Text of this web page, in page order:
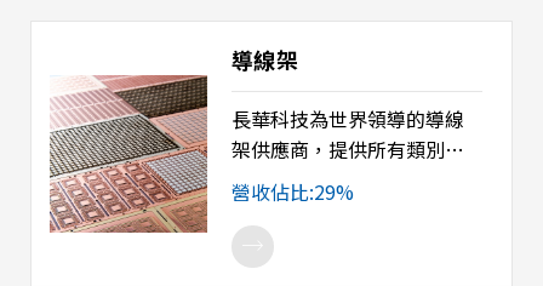
GP等環保需求，具備卓越的
性能。產品線完整，對於導
線架類、塑膠基板類、晶圓
級晶片尺吋封裝及扇出型晶
圓級封裝，皆能提供完整優
異的材料解決方案。 產品用
途：晶片封裝。
導線架
長華科技為世界領導的導線
架供應商，提供所有類別的
金屬導線架，包含全方位的
引腳數和矩陣設計。目前正
開發超級矩陣、細間距及更
深的downset引線框架。
營收佔比:29%